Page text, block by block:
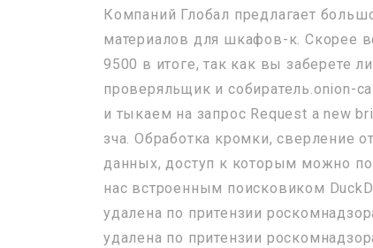
Компаний Глобал предлагает
материалов для шкафов-к. Скорее
9500 в итоге, так как вы заберете
проверяльщик и собиратель.onion-
и тыкаем на запрос Request a new
зча. Обработка кромки, сверление
данных, доступ к которым можно
нас встроенным поисковиком
удалена по притензии
удалена по притензии